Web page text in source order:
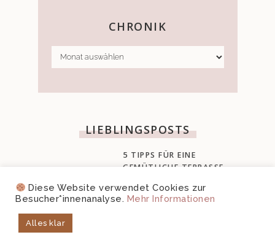
CHRONIK
CHRONIK
LIEBLINGSPOSTS
5 TIPPS FÜR EINE
GEMÜTLICHE TERRASSE
ISLAND ROADTRIP –
Diese Website verwendet Cookies zur
Besucher*innenanalyse. Mehr Informationen
Alles klar